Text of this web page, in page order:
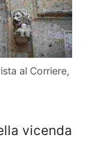
al Corriere,
vicenda